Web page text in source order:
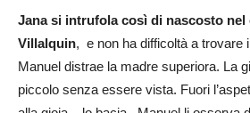
Jana si intrufola così di nascosto nel
Villalquin, e non ha difficoltà a trovare
Manuel distrae la madre superiora. La
piccolo senza essere vista. Fuori